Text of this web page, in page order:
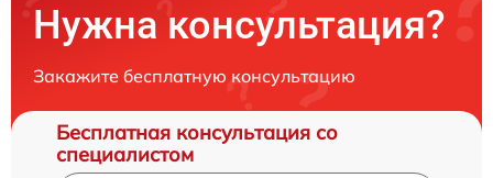
Нужна консультация?
Закажите бесплатную консультацию
Бесплатная консультация со
специалистом